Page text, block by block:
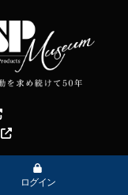
ログイン